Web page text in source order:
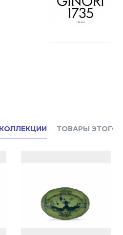
ТОВАРЫ ЭТОГО